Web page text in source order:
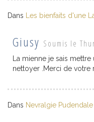
Dans Les bienfaits d'une
Giusy Soumis le
La mienne je sais
nettoyer .Merci de votre
Dans Nevralgie